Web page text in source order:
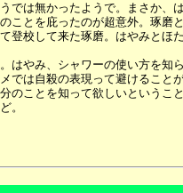
は無かったようで。まさか
とを庇ったのが超意外。琢磨
校して来た琢磨。はやみと
やみ、シャワーの使い方を知ら
は自殺の表現って避けることが
のことを知って欲しいという
。